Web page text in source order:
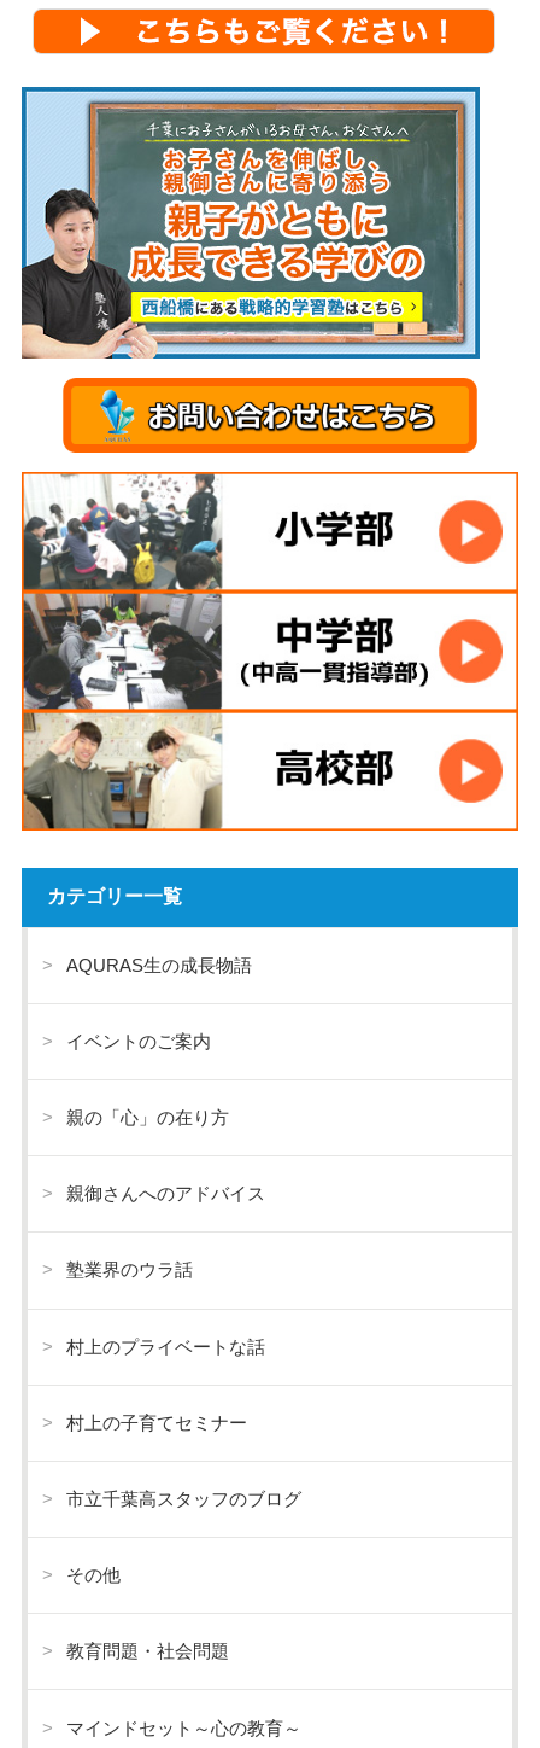
カテゴリー一覧
AQURAS生の成長物語
イベントのご案内
親の「心」の在り方
親御さんへのアドバイス
塾業界のウラ話
村上のプライベートな話
村上の子育てセミナー
市立千葉高スタッフのブログ
その他
教育問題・社会問題
マインドセット～心の教育～